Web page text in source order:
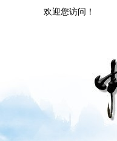
欢迎您访问！